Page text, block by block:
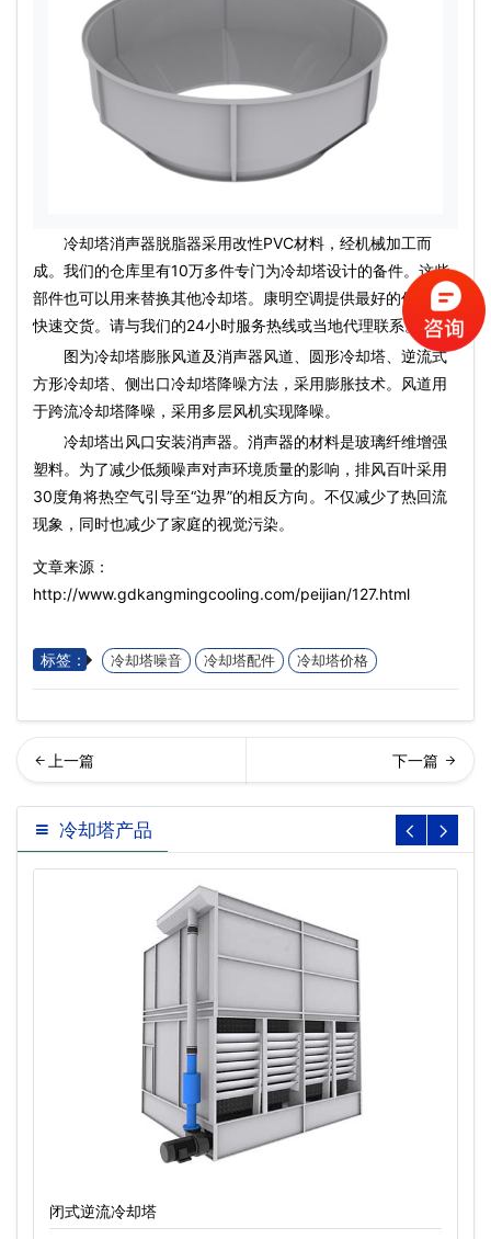
冷却塔消声器脱脂器采用改性PVC材料，经机械加工而
成。我们的仓库里有10万多件专门为冷却塔设计的备件。这些
部件也可以用来替换其他冷却塔。康明空调提供最好的价格和
快速交货。请与我们的24小时服务热线或当地代理联系。
图为冷却塔膨胀风道及消声器风道、圆形冷却塔、逆流式
方形冷却塔、侧出口冷却塔降噪方法，采用膨胀技术。风道用
于跨流冷却塔降噪，采用多层风机实现降噪。
冷却塔出风口安装消声器。消声器的材料是玻璃纤维增强
塑料。为了减少低频噪声对声环境质量的影响，排风百叶采用
30度角将热空气引导至“边界”的相反方向。不仅减少了热回流
现象，同时也减少了家庭的视觉污染。
文章来源：
http://www.gdkangmingcooling.com/peijian/127.html
标签： 冷却塔噪音 冷却塔配件 冷却塔价格
却塔消声器厂家… 却塔消音器
冷却塔产品
闭式逆流冷却塔